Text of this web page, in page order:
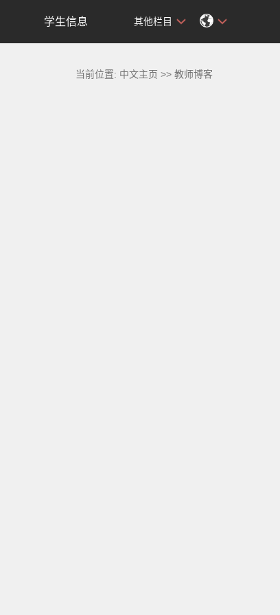
学生信息 其他栏目
当前位置: 中文主页 >>教师博客